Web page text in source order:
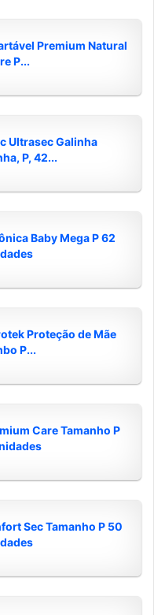
Premium Natural
P...
Ultrasec Galinha
P, 42...
Baby Mega P 62
Proteção de Mãe
P...
Care Tamanho P
Sec Tamanho P 50